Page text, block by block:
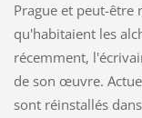
Prague et peut-être
qu'habitaient les
récemment,
de son œuvre.
sont réinstallés